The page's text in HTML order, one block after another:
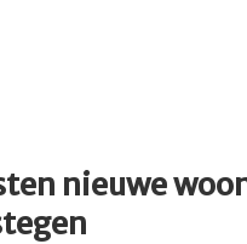
nieuwe